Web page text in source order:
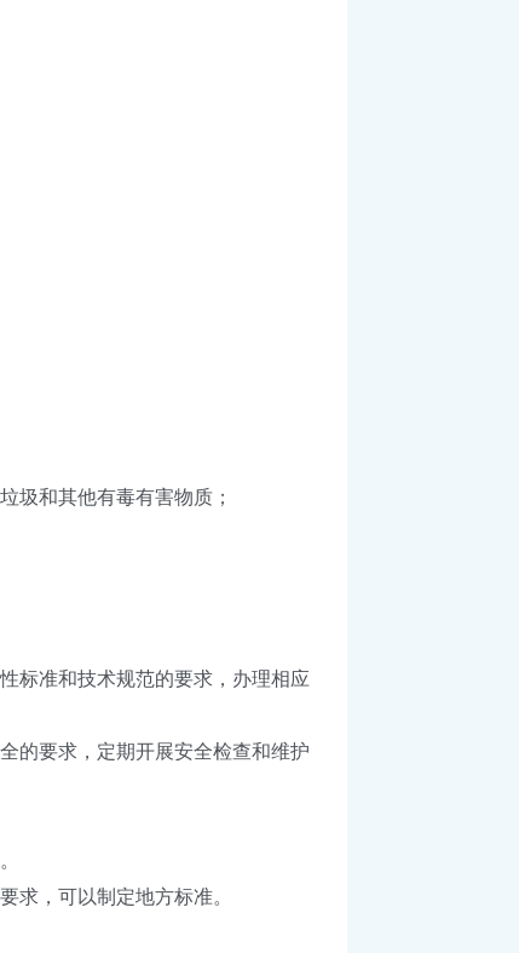
和其他有毒有害物质；
标准和技术规范的要求，办理相应
的要求，定期开展安全检查和维护
，可以制定地方标准。